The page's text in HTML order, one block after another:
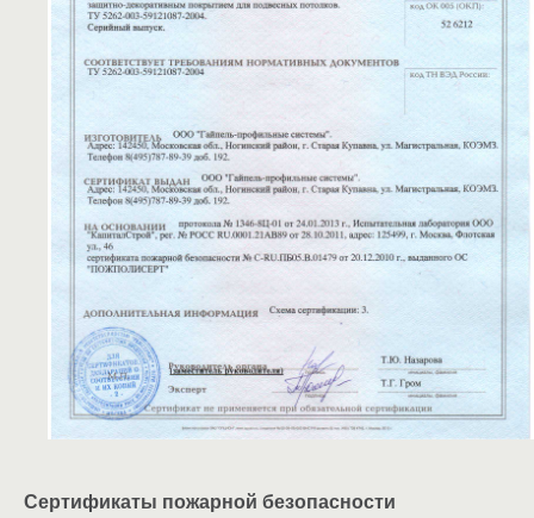
Сертификаты пожарной безопасности